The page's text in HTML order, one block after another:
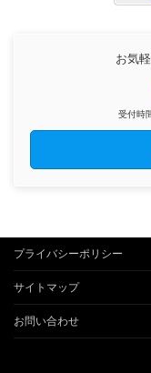
お気
受付時
プライバシーポリシー
サイトマップ
お問い合わせ